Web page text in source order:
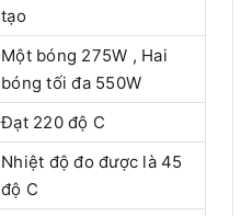
tạo
Một bóng 275W , Hai
bóng tối đa 550W
Đạt 220 độ C
Nhiệt độ đo được là 45
độ C